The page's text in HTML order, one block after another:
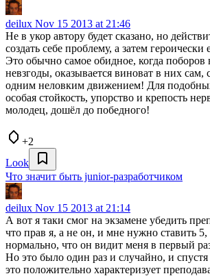
deilux Nov 15 2013 at 21:46
Не в укор автору будет сказано, но
создать себе проблему, а затем героически
Это обычно самое обидное, когда поборов
невзгоды, оказывается виноват в них сам,
одним неловким движением! Для
особая стойкость, упорство и крепость
молодец, дошёл до победного!
+2
Look
Что значит быть junior-разработчиком
deilux Nov 15 2013 at 21:14
А вот я таки смог на экзамене убедить
что прав я, а не он, и мне нужно ставить
нормально, что он видит меня в первый
Но это было один раз и случайно, и
это положительно характеризует